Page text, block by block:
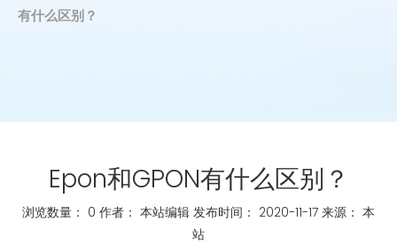
有什么区别？
Epon和GPON有什么区别？
浏览数量： 0 作者： 本站编辑 发布时间： 2020-11-17 来源： 本
站